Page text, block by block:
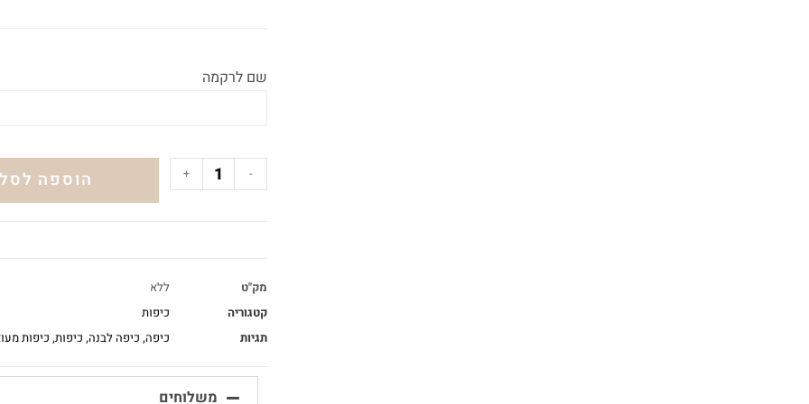
שם לרקמה
-
+ הוספה לסל
מק"ט
ללא
קטגוריה
כיפות
תגיות
כיפה, כיפה לבנה, כיפות, כיפות
משלוחים